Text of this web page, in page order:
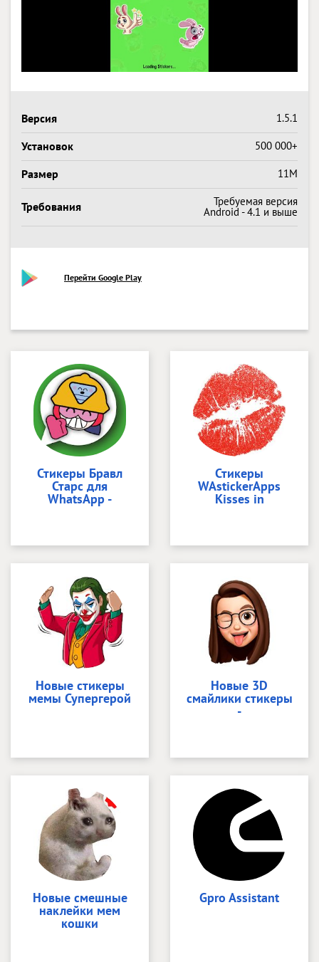
Версия 1.5.1
Установок 500 000+
Размер 11M
Требования Требуемая версия
Android - 4.1 и выше
Перейти Google Play
Стикеры Бравл
Старс для
WhatsApp -
Стикеры
WAstickerApps
Kisses in
Новые стикеры
мемы Супергерой
Новые 3D
смайлики стикеры
-
Новые смешные
наклейки мем
кошки
Gpro Assistant